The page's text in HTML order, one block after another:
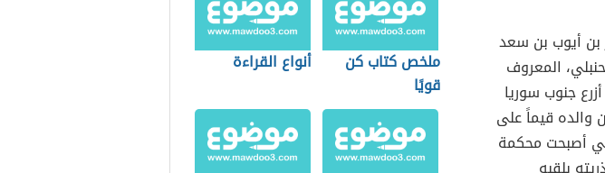
بن أيوب بن سعد
المعروف
ولد في عام 691هـ في أزرع جنوب سوريا
والده قيماً على
أصبحت محكمة
ملخص كتاب كن
قويًا
أنواع القراءة